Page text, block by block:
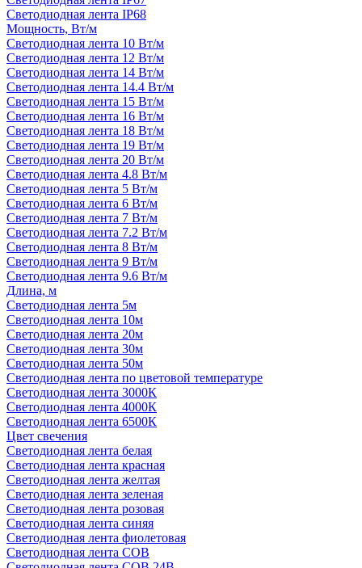
Светодиодная лента IP68
Мощность, Вт/м
Светодиодная лента 10 Вт/м
Светодиодная лента 12 Вт/м
Светодиодная лента 14 Вт/м
Светодиодная лента 14.4 Вт/м
Светодиодная лента 15 Вт/м
Светодиодная лента 16 Вт/м
Светодиодная лента 18 Вт/м
Светодиодная лента 19 Вт/м
Светодиодная лента 20 Вт/м
Светодиодная лента 4.8 Вт/м
Светодиодная лента 5 Вт/м
Светодиодная лента 6 Вт/м
Светодиодная лента 7 Вт/м
Светодиодная лента 7.2 Вт/м
Светодиодная лента 8 Вт/м
Светодиодная лента 9 Вт/м
Светодиодная лента 9.6 Вт/м
Длина, м
Светодиодная лента 5м
Светодиодная лента 10м
Светодиодная лента 20м
Светодиодная лента 30м
Светодиодная лента 50м
Светодиодная лента по цветовой температуре
Светодиодная лента 3000К
Светодиодная лента 4000К
Светодиодная лента 6500К
Цвет свечения
Светодиодная лента белая
Светодиодная лента красная
Светодиодная лента желтая
Светодиодная лента зеленая
Светодиодная лента розовая
Светодиодная лента синяя
Светодиодная лента фиолетовая
Светодиодная лента COB